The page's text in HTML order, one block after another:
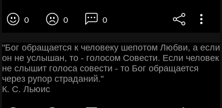
0 0 0
"Бог обращается к человеку шепотом Любви, а если
он не услышан, то - голосом Совести. Если человек
не слышит голоса совести - то Бог обращается
через рупор страданий."
К. С. Льюис